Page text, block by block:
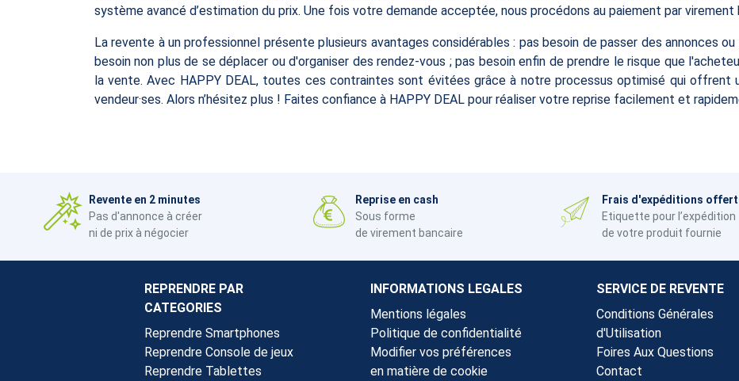
système avancé d’estimation du prix. Une fois votre demande acceptée, nous procédons au paiement par virement
La revente à un professionnel présente plusieurs avantages considérables : pas besoin de passer des annonces
besoin non plus de se déplacer ou d'organiser des rendez-vous ; pas besoin enfin de prendre le risque que
la vente. Avec HAPPY DEAL, toutes ces contraintes sont évitées grâce à notre processus optimisé qui
vendeur·ses. Alors n’hésitez plus ! Faites confiance à HAPPY DEAL pour réaliser votre reprise facilement et
Revente en 2 minutes
Pas d'annonce à créer
ni de prix à négocier
Reprise en cash
Sous forme
de virement bancaire
Frais d'expéditions
Etiquette pour l’expédition
de votre produit fournie
REPRENDRE PAR
CATEGORIES
Reprendre Smartphones
Reprendre Console de jeux
Reprendre Tablettes
INFORMATIONS LEGALES
Mentions légales
Politique de confidentialité
Modifier vos préférences
en matière de cookie
SERVICE DE REVENTE
Conditions Générales
d'Utilisation
Foires Aux Questions
Contact